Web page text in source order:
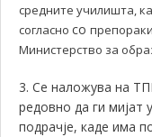
средните училишта,
согласно со
Министерство за
3. Се наложува на
редовно да ги мијат
подрачје, каде има